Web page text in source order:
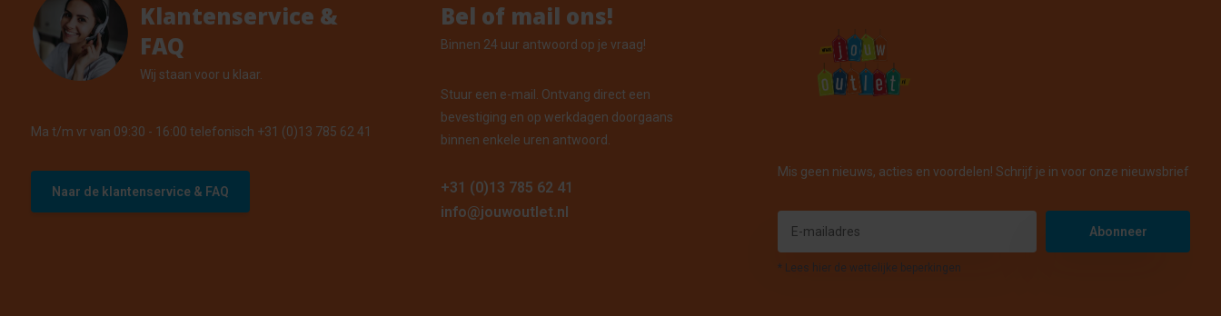
Klantenservice &
FAQ
Wij staan voor u klaar.
Ma t/m vr van 09:30 - 16:00 telefonisch +31 (0)13 785 62 41
Naar de klantenservice & FAQ
Bel of mail ons!
Binnen 24 uur antwoord op je vraag!
Stuur een e-mail. Ontvang direct een
bevestiging en op werkdagen doorgaans
binnen enkele uren antwoord.
+31 (0)13 785 62 41
info@jouwoutlet.nl
Mis geen nieuws, acties en voordelen! Schrijf je in voor onze nieuwsbrief
Abonneer
* Lees hier de wettelijke beperkingen